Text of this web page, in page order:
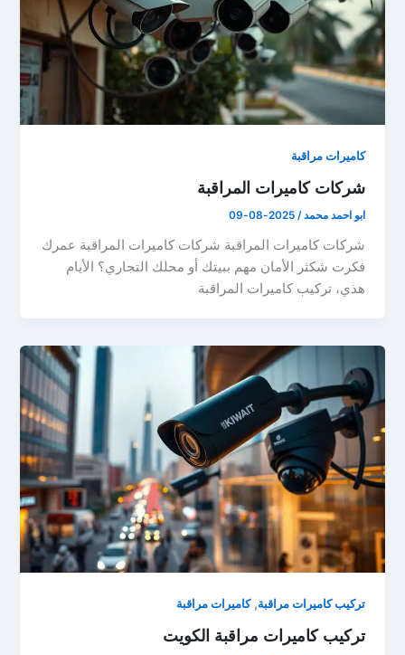
كاميرات مراقبة
شركات كاميرات المراقبة
ابو احمد محمد/
2025-08-09
شركات كاميرات المراقبة شركات كاميرات المراقبة عمرك
فكرت شكثر الأمان مهم ببيتك أو محلك التجاري؟ الأيام
هذي، تركيب كاميرات المراقبة
تركيب كاميرات مراقبة,كاميرات مراقبة
تركيب كاميرات مراقبة الكويت